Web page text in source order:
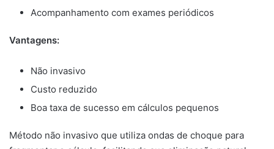
Acompanhamento com exames periódicos
Vantagens:
Não invasivo
Custo reduzido
Boa taxa de sucesso em cálculos pequenos
Método não invasivo que utiliza ondas de choque para